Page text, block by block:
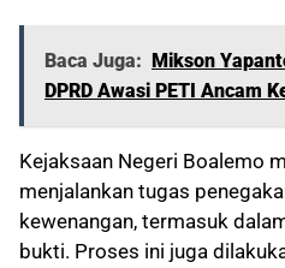
Baca Juga: Mikson
DPRD Awasi PETI Ancam
Kejaksaan Negeri Boalemo
menjalankan tugas
kewenangan, termasuk
bukti. Proses ini juga